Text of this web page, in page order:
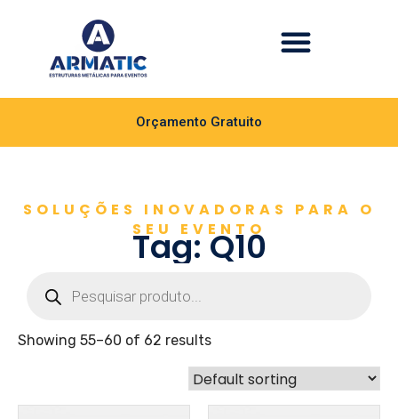
Orçamento Gratuito
SOLUÇÕES INOVADORAS PARA O
SEU EVENTO
Tag: Q10
Showing 55–60 of 62 results